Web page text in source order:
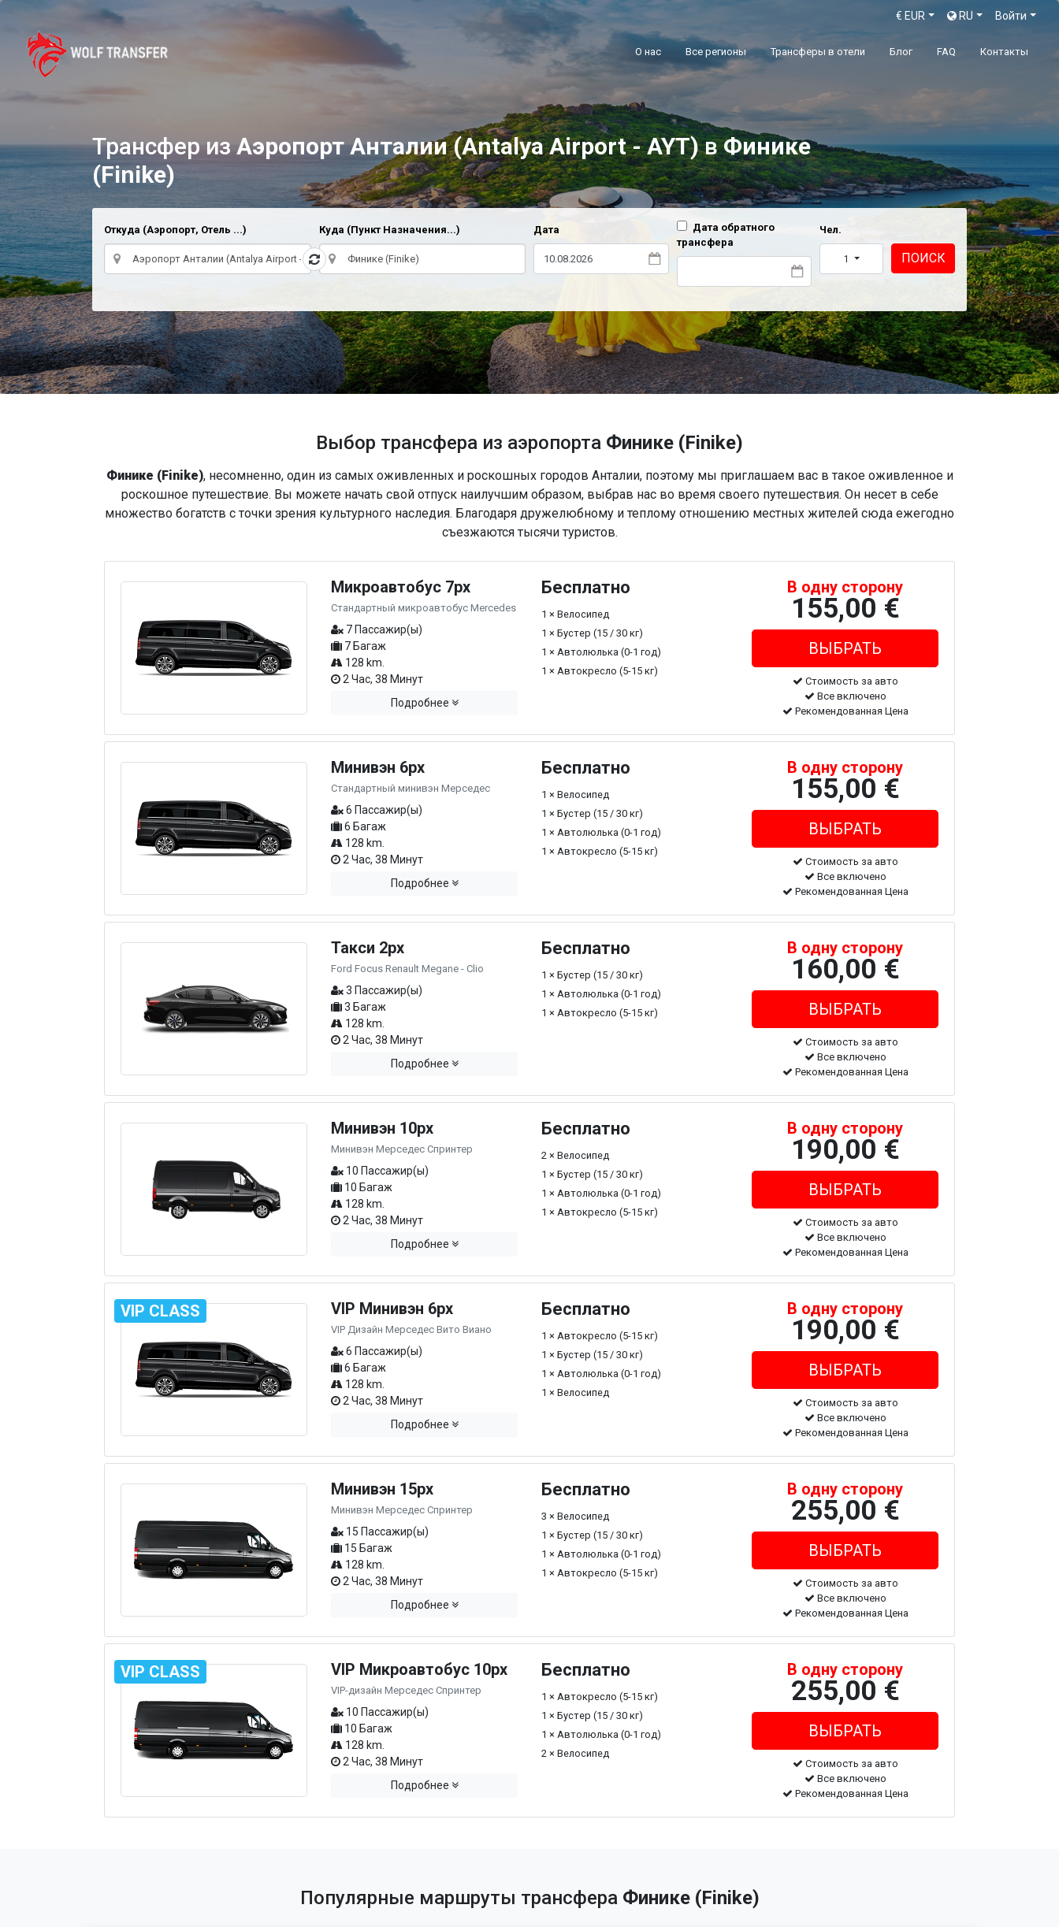
Войти
RU
€ EUR
О нас Все регионы Трансферы в отели Блог FAQ Контакты
Трансфер изАэропорт Анталии (Antalya Airport - AYT)вФинике
(Finike)
Откуда (Аэропорт, Отель ...) Куда (Пункт Назначения...) Дата
Дата обратного
трансфера
Чел.
1 ПОИСК
Выбор трансфера из аэропорта Финике (Finike)
Финике (Finike), несомненно, один из самых оживленных и роскошных городов Анталии, поэтому мы приглашаем вас в такое оживленное и
роскошное путешествие. Вы можете начать свой отпуск наилучшим образом, выбрав нас во время своего путешествия. Он несет в себе
множество богатств с точки зрения культурного наследия. Благодаря дружелюбному и теплому отношению местных жителей сюда ежегодно
съезжаются тысячи туристов.
Микроавтобус 7px
Стандартный микроавтобус Mercedes
7 Пассажир(ы)
7 Багаж
128 km.
2 Час, 38 Минут
Подробнее
Бесплатно
1 × Велосипед
1 × Бустер (15 / 30 кг)
1 × Автолюлька (0-1 год)
1 × Автокресло (5-15 кг)
В одну сторону
155,00 €
Стоимость за авто
Все включено
Рекомендованная Цена
Минивэн 6px
Стандартный минивэн Мерседес
6 Пассажир(ы)
6 Багаж
128 km.
2 Час, 38 Минут
Подробнее
Бесплатно
1 × Велосипед
1 × Бустер (15 / 30 кг)
1 × Автолюлька (0-1 год)
1 × Автокресло (5-15 кг)
В одну сторону
155,00 €
Стоимость за авто
Все включено
Рекомендованная Цена
Такси 2px
Ford Focus Renault Megane - Clio
3 Пассажир(ы)
3 Багаж
128 km.
2 Час, 38 Минут
Подробнее
Бесплатно
1 × Бустер (15 / 30 кг)
1 × Автолюлька (0-1 год)
1 × Автокресло (5-15 кг)
В одну сторону
160,00 €
Стоимость за авто
Все включено
Рекомендованная Цена
Минивэн 10px
Минивэн Мерседес Спринтер
10 Пассажир(ы)
10 Багаж
128 km.
2 Час, 38 Минут
Подробнее
Бесплатно
2 × Велосипед
1 × Бустер (15 / 30 кг)
1 × Автолюлька (0-1 год)
1 × Автокресло (5-15 кг)
В одну сторону
190,00 €
Стоимость за авто
Все включено
Рекомендованная Цена
VIP CLASS VIP Минивэн 6px
VIP Дизайн Мерседес Вито Виано
6 Пассажир(ы)
6 Багаж
128 km.
2 Час, 38 Минут
Подробнее
Бесплатно
1 × Автокресло (5-15 кг)
1 × Бустер (15 / 30 кг)
1 × Автолюлька (0-1 год)
1 × Велосипед
В одну сторону
190,00 €
Стоимость за авто
Все включено
Рекомендованная Цена
Минивэн 15px
Минивэн Мерседес Спринтер
15 Пассажир(ы)
15 Багаж
128 km.
2 Час, 38 Минут
Подробнее
Бесплатно
3 × Велосипед
1 × Бустер (15 / 30 кг)
1 × Автолюлька (0-1 год)
1 × Автокресло (5-15 кг)
В одну сторону
255,00 €
Стоимость за авто
Все включено
Рекомендованная Цена
VIP CLASS VIP Микроавтобус 10px
VIP-дизайн Мерседес Спринтер
10 Пассажир(ы)
10 Багаж
128 km.
2 Час, 38 Минут
Подробнее
Бесплатно
1 × Автокресло (5-15 кг)
1 × Бустер (15 / 30 кг)
1 × Автолюлька (0-1 год)
2 × Велосипед
В одну сторону
255,00 €
Стоимость за авто
Все включено
Рекомендованная Цена
Популярные маршруты трансфера Финике (Finike)